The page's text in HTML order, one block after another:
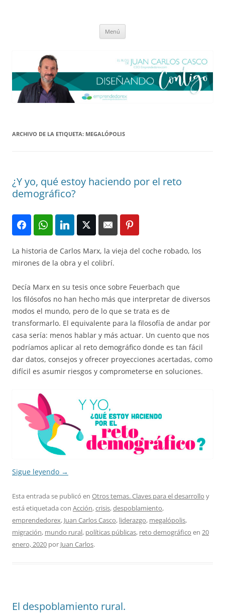
Menú
ARCHIVO DE LA ETIQUETA: MEGALÓPOLIS
¿Y yo, qué estoy haciendo por el reto
demográfico?
La historia de Carlos Marx, la vieja del coche robado, los
mirones de la obra y el colibrí.
Decía Marx en su tesis once sobre Feuerbach que
los filósofos no han hecho más que interpretar de diversos
modos el mundo, pero de lo que se trata es de
transformarlo. El equivalente para la filosofía de andar por
casa sería: menos hablar y más actuar. Un cuento que nos
podríamos aplicar al reto demográfico donde es tan fácil
dar datos, consejos y ofrecer proyecciones acertadas, como
difícil es asumir riesgos y comprometerse en soluciones.
Sigue leyendo →
Esta entrada se publicó en Otros temas. Claves para el desarrollo y
está etiquetada con Acción,crisis,despoblamiento,
emprendedorex, Juan Carlos Casco, liderazgo, megalópolis,
migración, mundo rural, políticas públicas, reto demográfico en 20
enero, 2020 por Juan Carlos.
El despoblamiento rural.